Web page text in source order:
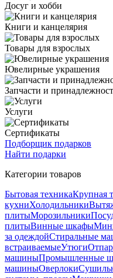
Досуг и хобби
Книги и канцелярия
Товары для взрослых
Ювелирные украшения
Запчасти и
Услуги
Сертификаты
Подборщик подарков
Найти подарки
Категории товаров
Бытовая техникаКрупная
кухниХолодильники
плитыМорозильники
плитыВинные шкафы
за одеждойСтиральные
встраиваемыеУтюги
машиныПромышленные
машиныОверлоки